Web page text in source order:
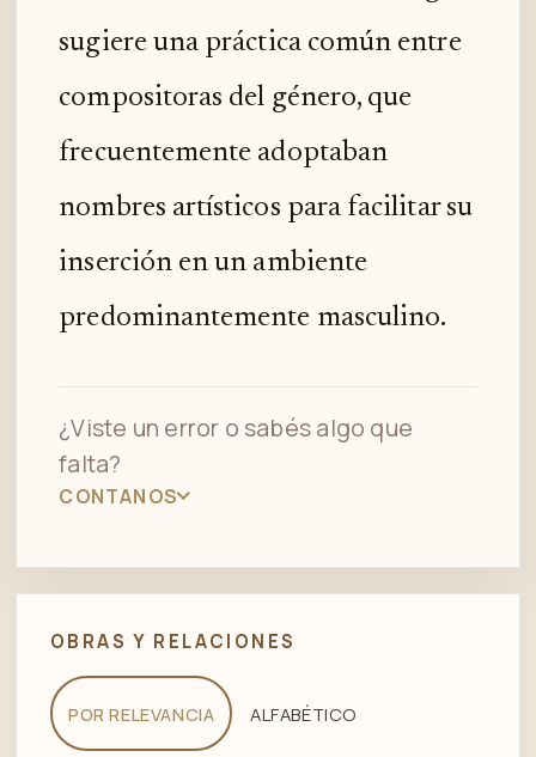
sugiere una práctica común entre
compositoras del género, que
frecuentemente adoptaban
nombres artísticos para facilitar su
inserción en un ambiente
predominantemente masculino.
¿Viste un error o sabés algo que
falta?
CONTANOS
OBRAS Y RELACIONES
POR RELEVANCIA ALFABÉTICO